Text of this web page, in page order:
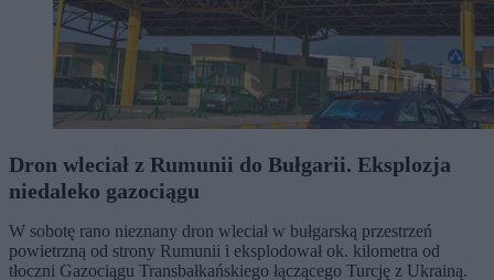
Dron wleciał z Rumunii do Bułgarii. Eksplozja
niedaleko gazociągu
W sobotę rano nieznany dron wleciał w bułgarską przestrzeń
powietrzną od strony Rumunii i eksplodował ok. kilometra od
tłoczni Gazociągu Transbałkańskiego łączącego Turcję z Ukrainą.